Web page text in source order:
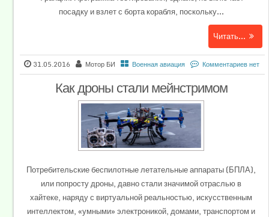
посадку и взлет с борта корабля, поскольку...
Читать...
31.05.2016 Мотор БИ Военная авиация Комментариев нет
Как дроны стали мейнстримом
Потребительские беспилотные летательные аппараты (БПЛА),
или попросту дроны, давно стали значимой отраслью в
хайтеке, наряду с виртуальной реальностью, искусственным
интеллектом, «умными» электроникой, домами, транспортом и